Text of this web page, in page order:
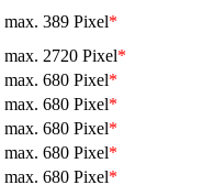
max. 389 Pixel*
max. 2720 Pixel*
max. 680 Pixel*
max. 680 Pixel*
max. 680 Pixel*
max. 680 Pixel*
max. 680 Pixel*